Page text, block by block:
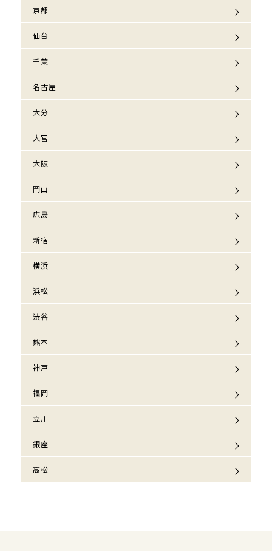
京都
仙台
千葉
名古屋
大分
大宮
大阪
岡山
広島
新宿
横浜
浜松
渋谷
熊本
神戸
福岡
立川
銀座
高松